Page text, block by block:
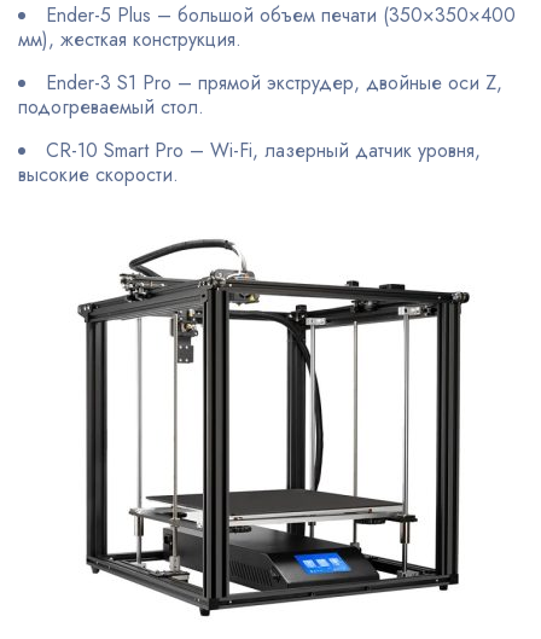
Ender-5 Plus – большой объем печати (350×350×400
мм), жесткая конструкция.
Ender-3 S1 Pro – прямой экструдер, двойные оси Z,
подогреваемый стол.
CR-10 Smart Pro – Wi-Fi, лазерный датчик уровня,
высокие скорости.